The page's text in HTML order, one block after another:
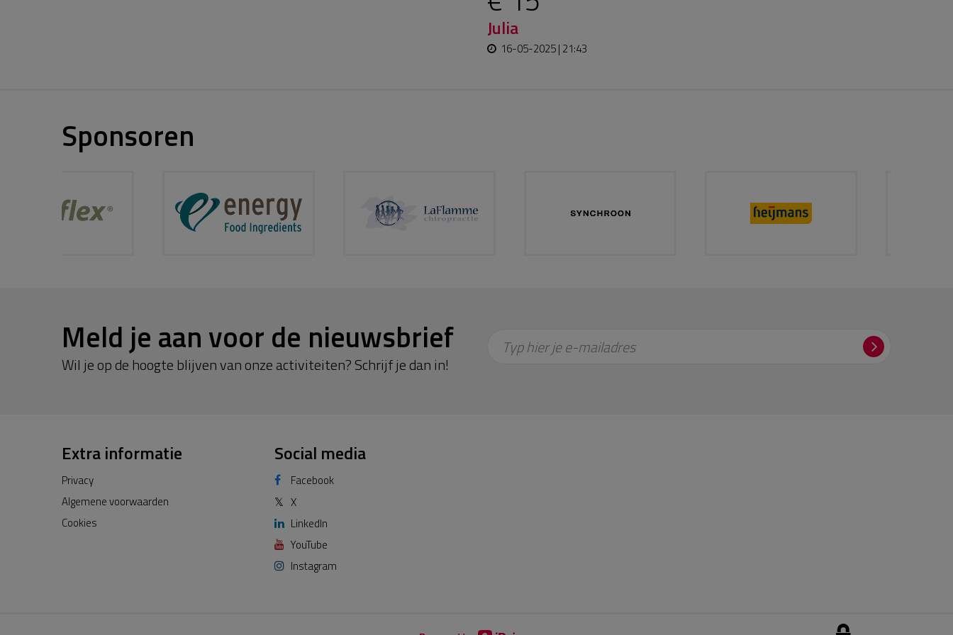
Julia
16-05-2025 | 21:43
Sponsoren
Meld je aan voor de nieuwsbrief
Wil je op de hoogte blijven van onze activiteiten? Schrijf je dan in!
Typ hier je e-mailadres
Extra informatie
Privacy
Algemene voorwaarden
Cookies
Social media
Facebook
𝕏 X
LinkedIn
YouTube
Instagram